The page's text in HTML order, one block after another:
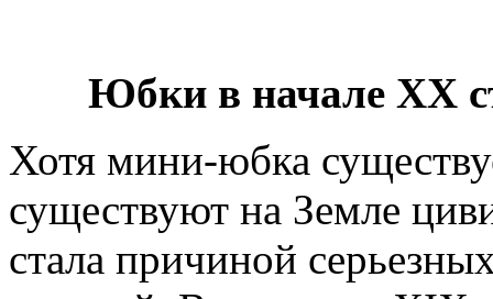
Юбки в начале ХХ
Хотя мини-юбка
существуют на Земле
стала причиной